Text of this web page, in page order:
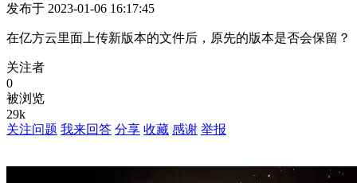
发布于 2023-01-06 16:17:45
在亿方云里面上传新版本的文件后，原先的版本是否会保留？
关注者
0
被浏览
29k
关注问题 我来回答 分享 收藏 感谢 举报